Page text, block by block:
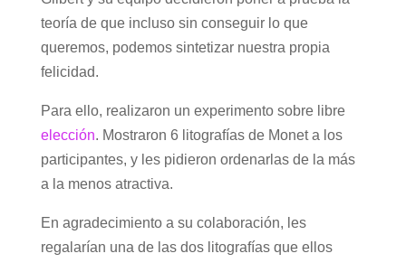
teoría de que incluso sin conseguir lo que
queremos, podemos sintetizar nuestra propia
felicidad.
Para ello, realizaron un experimento sobre libre
elección. Mostraron 6 litografías de Monet a los
participantes, y les pidieron ordenarlas de la más
a la menos atractiva.
En agradecimiento a su colaboración, les
regalarían una de las dos litografías que ellos